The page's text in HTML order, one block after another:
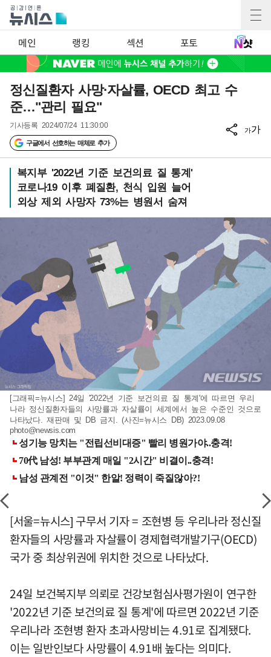
메인 랭킹 섹션 포토
정신질환자 사망·자살률, OECD 최고 수
준…"관리 필요"
기사등록 2024/07/24 11:30:00
구글에서 선호하는 매체로 추가
가가
복지부 '2022년 기준 보건의료 질 통계'
코로나19 이후 폐질환, 천식 입원 늘어
외상 제외 사망자 73%는 병원서 숨져
[그래픽=뉴시스] 24일 '2022년 기준 보건의료 질 통계'에 따르면 우리
나라 정신질환자들의 사망률과 자살률이 세계에서 높은 수준인 것으로
나타났다. 재판매 및 DB 금지. (사진=뉴시스 DB) 2023.09.08
photo@newsis.com
[서울=뉴시스] 구무서 기자 = 조현병 등 우리나라 정신질
환자들의 사망률과 자살률이 경제협력개발기구(OECD)
국가 중 최상위권에 위치한 것으로 나타났다.
24일 보건복지부 의뢰로 건강보험심사평가원이 연구한
'2022년 기준 보건의료 질 통계'에 따르면 2022년 기준
우리나라 조현병 환자 초과사망비는 4.91로 집계됐다.
이는 일반인보다 사망률이 4.91배 높다는 의미다.